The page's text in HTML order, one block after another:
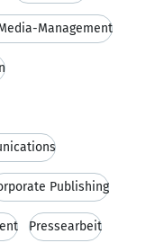
Management
Publishing
Pressearbeit